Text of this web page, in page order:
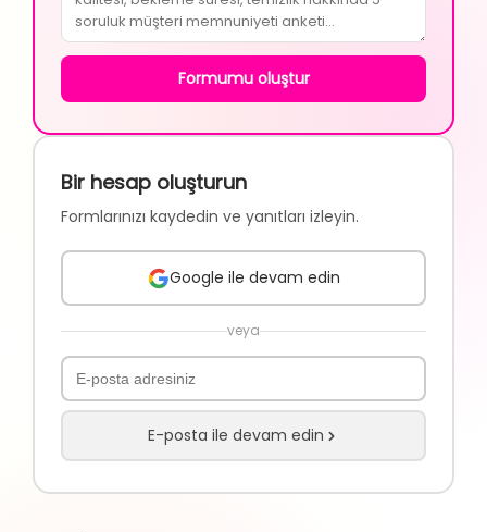
Formumu oluştur
Bir hesap oluşturun
Formlarınızı kaydedin ve yanıtları izleyin.
Google ile devam edin
veya
E-posta ile devam edin